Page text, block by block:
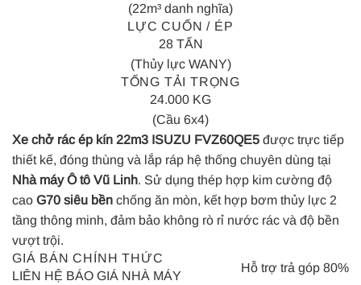
(22m³ danh nghĩa)
LỰC CUỐN / ÉP
28 TẤN
(Thủy lực WANY)
TỔNG TẢI TRỌNG
24.000 KG
(Cầu 6x4)
Xe chở rác ép kín 22m3 ISUZU FVZ60QE5 được trực tiếp
thiết kế, đóng thùng và lắp ráp hệ thống chuyên dùng tại
Nhà máy Ô tô Vũ Linh. Sử dụng thép hợp kim cường độ
cao G70 siêu bền chống ăn mòn, kết hợp bơm thủy lực 2
tầng thông minh, đảm bảo không rò rỉ nước rác và độ bền
vượt trội.
GIÁ BÁN CHÍNH THỨC
LIÊN HỆ BÁO GIÁ NHÀ MÁY
Hỗ trợ trả góp 80%